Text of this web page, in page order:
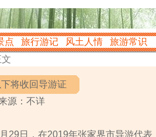
点 旅行游记 风土人情 旅游常识
将收回导游证
源：不详
日，在2019年张家界市导游代表